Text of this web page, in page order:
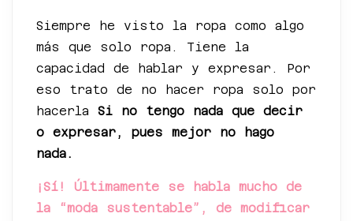
Siempre he visto la ropa como algo
más que solo ropa. Tiene la
capacidad de hablar y expresar. Por
eso trato de no hacer ropa solo por
hacerla Si no tengo nada que decir
o expresar, pues mejor no hago
nada.
¡Sí! Últimamente se habla mucho de
la “moda sustentable”, de modificar